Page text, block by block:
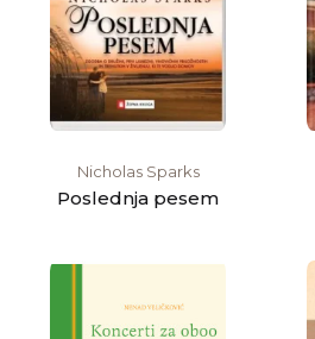
Nicholas Sparks
Poslednja pesem